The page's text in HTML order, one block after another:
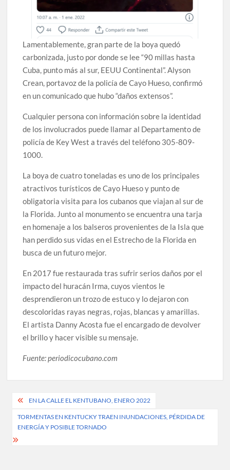
Lamentablemente, gran parte de la boya quedó
carbonizada, justo por donde se lee “90 millas hasta
Cuba, punto más al sur, EEUU Continental”. Alyson
Crean, portavoz de la policía de Cayo Hueso, confirmó
en un comunicado que hubo “daños extensos”.
Cualquier persona con información sobre la identidad
de los involucrados puede llamar al Departamento de
policía de Key West a través del teléfono 305-809-
1000.
La boya de cuatro toneladas es uno de los principales
atractivos turísticos de Cayo Hueso y punto de
obligatoria visita para los cubanos que viajan al sur de
la Florida. Junto al monumento se encuentra una tarja
en homenaje a los balseros provenientes de la Isla que
han perdido sus vidas en el Estrecho de la Florida en
busca de un futuro mejor.
En 2017 fue restaurada tras sufrir serios daños por el
impacto del huracán Irma, cuyos vientos le
desprendieron un trozo de estuco y lo dejaron con
descoloridas rayas negras, rojas, blancas y amarillas.
El artista Danny Acosta fue el encargado de devolver
el brillo y hacer visible su mensaje.
Fuente: periodicocubano.com
Post
navigation
EN LA CALLE EL KENTUBANO, ENERO 2022
TORMENTAS EN KENTUCKY TRAEN INUNDACIONES, PÉRDIDA DE
ENERGÍA Y POSIBLE TORNADO